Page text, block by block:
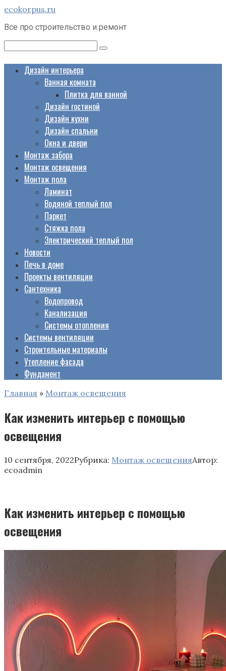
Перейти
контенту
ecokorpus.ru
Все про строительство и ремонт
Дизайн интерьера
Ванная комната
Плитка для ванной
Дизайн гостиной
Дизайн кухни
Дизайн спальни
Окна и двери
Монтаж забора
Монтаж освещения
Монтаж пола
Ламинат
Водяной теплый пол
Паркет
Стяжка пола
Электрический теплый пол
Новости
Печь в доме
Проекты вентиляции
Сантехника
Водопровод
Канализация
Системы отопления
Системы вентиляции
Строительные материалы
Утепление фасада
Фундамент
Главная » Монтаж освещения
Как изменить интерьер с помощью
освещения
10 сентября, 2022Рубрика: Монтаж освещенияАвтор:
ecoadmin
Как изменить интерьер с помощью
освещения